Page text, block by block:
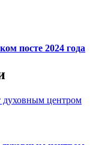
посте 2024 года